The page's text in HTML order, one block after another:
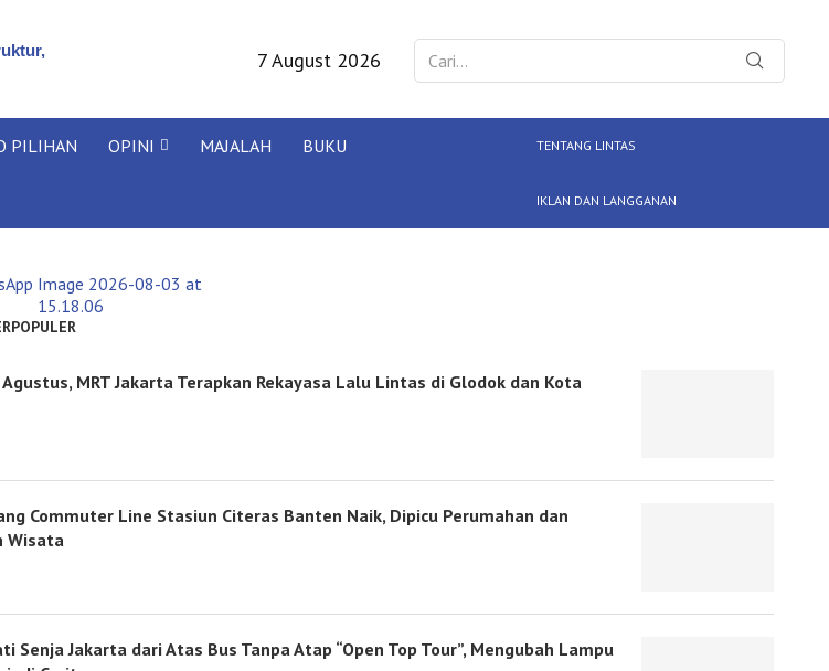
7 August 2026
PILIHAN OPINI MAJALAH BUKU TENTANG LINTAS
IKLAN DAN LANGGANAN
MRT Jakarta Terapkan Rekayasa Lalu Lintas di Glodok dan Kota
Commuter Line Stasiun Citeras Banten Naik, Dipicu Perumahan dan
Wisata
Senja Jakarta dari Atas Bus Tanpa Atap “Open Top Tour”, Mengubah Lampu